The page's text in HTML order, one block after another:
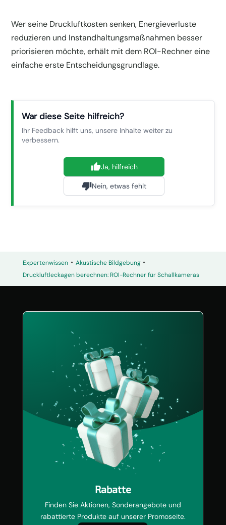
Wer seine Druckluftkosten senken, Energieverluste
reduzieren und Instandhaltungsmaßnahmen besser
priorisieren möchte, erhält mit dem ROI-Rechner eine
einfache erste Entscheidungsgrundlage.
War diese Seite hilfreich?
Ihr Feedback hilft uns, unsere Inhalte weiter zu
verbessern.
Ja, hilfreich
Nein, etwas fehlt
Expertenwissen • Akustische Bildgebung •
Druckluftleckagen berechnen: ROI-Rechner für Schallkameras
Rabatte
Finden Sie Aktionen, Sonderangebote und
rabattierte Produkte auf unserer Promoseite.